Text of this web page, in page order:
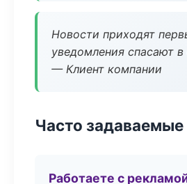
Новости приходят
уведомления спасают в
— Клиент компании
Часто
Работаете с